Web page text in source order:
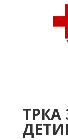
ТРКА